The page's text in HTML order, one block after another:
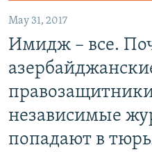
May 31, 2017
Имидж – все.
независимые
попадают в